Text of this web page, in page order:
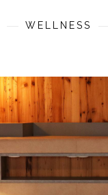
WELLNESS